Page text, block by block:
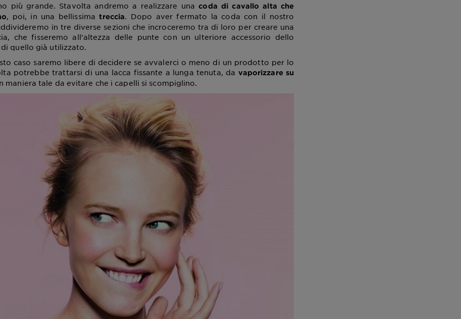
più grande. Stavolta andremo a realizzare unacoda di cavallo alta che
, poi, in una bellissimatreccia . Dopo aver fermato la coda con il nostro
in tre diverse sezioni che incroceremo tra di loro per creare una
che fisseremo all'altezza delle punte con un ulteriore accessorio dello
quello già utilizzato.
caso saremo libere di decidere se avvalerci o meno di un prodotto per lo
potrebbe trattarsi di una lacca fissante a lunga tenuta, da vaporizzare su
maniera tale da evitare che i capelli si scompiglino.